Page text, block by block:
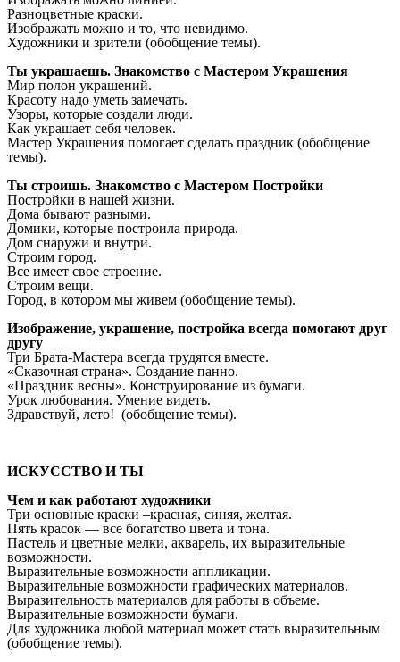
Разноцветные краски.
Изображать можно и то, что невидимо.
Художники и зрители (обобщение темы).
Ты украшаешь. Знакомство с Мастером Украшения
Мир полон украшений.
Красоту надо уметь замечать.
Узоры, которые создали люди.
Как украшает себя человек.
Мастер Украшения помогает сделать праздник (обобщение
темы).
Ты строишь. Знакомство с Мастером Постройки
Постройки в нашей жизни.
Дома бывают разными.
Домики, которые построила природа.
Дом снаружи и внутри.
Строим город.
Все имеет свое строение.
Строим вещи.
Город, в котором мы живем (обобщение темы).
Изображение, украшение, постройка всегда помогают друг
другу
Три Брата-Мастера всегда трудятся вместе.
«Сказочная страна». Создание панно.
«Праздник весны». Конструирование из бумаги.
Урок любования. Умение видеть.
Здравствуй, лето! (обобщение темы).
ИСКУССТВО И ТЫ
Чем и как работают художники
Три основные краски –красная, синяя, желтая.
Пять красок — все богатство цвета и тона.
Пастель и цветные мелки, акварель, их выразительные
возможности.
Выразительные возможности аппликации.
Выразительные возможности графических материалов.
Выразительность материалов для работы в объеме.
Выразительные возможности бумаги.
Для художника любой материал может стать выразительным
(обобщение темы).